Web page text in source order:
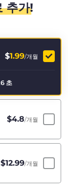
추가!
$1.99/개월
초
$4.8/개월
$12.99/개월